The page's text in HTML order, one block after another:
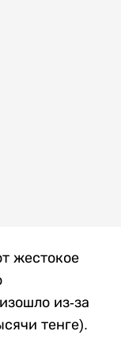
жестокое
из-за
тенге).